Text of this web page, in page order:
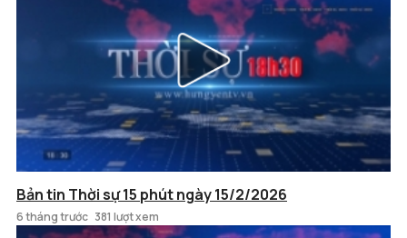
Bản tin Thời sự 15 phút ngày 15/2/2026
6 tháng trước 381 lượt xem